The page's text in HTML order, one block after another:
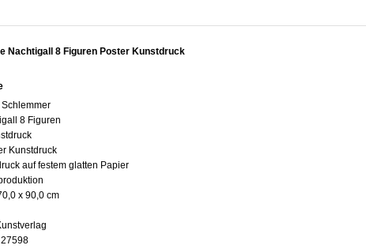
Nachtigall 8 Figuren Poster Kunstdruck
Schlemmer
8 Figuren
Kunstdruck
auf festem glatten Papier
x 90,0 cm